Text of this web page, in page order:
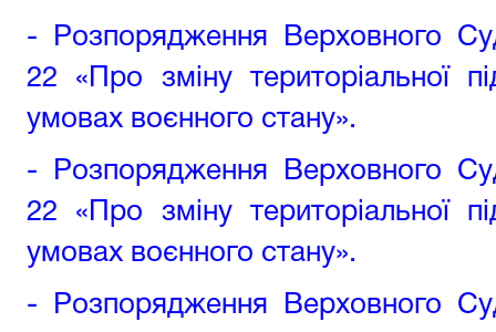
-
Розпорядження Верховного
22 «Про зміну територіальної
умовах воєнного стану».
-
Розпорядження Верховного
22 «Про зміну територіальної
умовах воєнного стану».
-
Розпорядження Верховного